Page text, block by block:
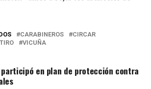
CARABINEROS
CIRCAR
VICUÑA
participó en plan de protección contra